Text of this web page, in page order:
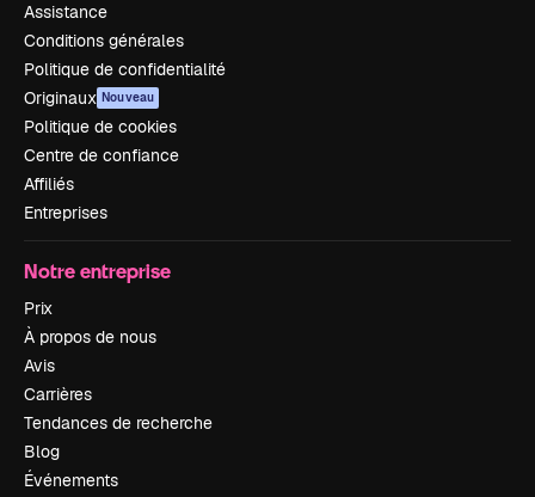
Assistance
Conditions générales
Politique de confidentialité
Originaux Nouveau
Politique de cookies
Centre de confiance
Affiliés
Entreprises
Notre entreprise
Prix
À propos de nous
Avis
Carrières
Tendances de recherche
Blog
Événements